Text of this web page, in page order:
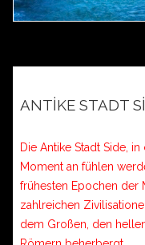
ANTİKE STADT
Die Antike Stadt Side,
Moment an fühlen
frühesten Epochen der
zahlreichen
dem Großen, den